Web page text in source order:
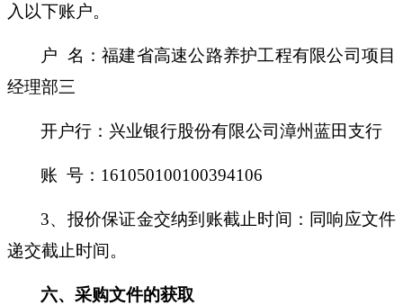
入以下账户。
户 名：福建省高速公路养护工程有限公司项目
经理部三
开户行 ：兴业银行股份有限公司漳州蓝田支行
账 号： 161050100100394106
3、报价保证金交纳到账截止时间：同响应文件
递交截止时间。
六、采购文件的获取